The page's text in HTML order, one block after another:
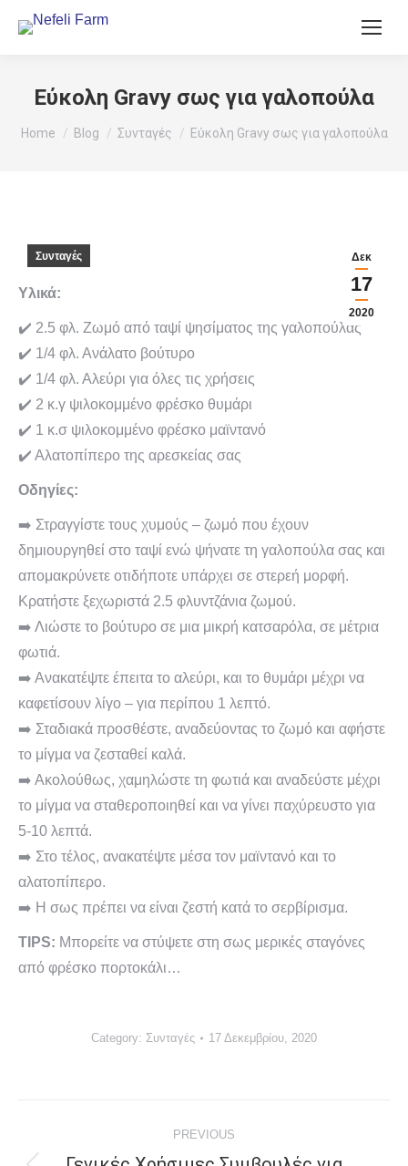
Εύκολη Gravy σως για γαλοπούλα
You are here:
Home Blog Συνταγές Εύκολη Gravy σως για γαλοπούλα
Δεκ
17
2020
Συνταγές
Υλικά:
✔️ 2.5 φλ. Ζωμό από ταψί ψησίματος της γαλοπούλας
✔️ 1/4 φλ. Ανάλατο βούτυρο
✔️ 1/4 φλ. Αλεύρι για όλες τις χρήσεις
✔️ 2 κ.γ ψιλοκομμένο φρέσκο θυμάρι
✔️ 1 κ.σ ψιλοκομμένο φρέσκο μαϊντανό
✔️ Αλατοπίπερο της αρεσκείας σας
Οδηγίες:
➡️ Στραγγίστε τους χυμούς – ζωμό που έχουν
δημιουργηθεί στο ταψί ενώ ψήνατε τη γαλοπούλα σας και
απομακρύνετε οτιδήποτε υπάρχει σε στερεή μορφή.
Κρατήστε ξεχωριστά 2.5 φλυντζάνια ζωμού.
➡️ Λιώστε το βούτυρο σε μια μικρή κατσαρόλα, σε μέτρια
φωτιά.
➡️ Ανακατέψτε έπειτα το αλεύρι, και το θυμάρι μέχρι να
καφετίσουν λίγο – για περίπου 1 λεπτό.
➡️ Σταδιακά προσθέστε, αναδεύοντας το ζωμό και αφήστε
το μίγμα να ζεσταθεί καλά.
➡️ Ακολούθως, χαμηλώστε τη φωτιά και αναδεύστε μέχρι
το μίγμα να σταθεροποιηθεί και να γίνει παχύρευστο για
5-10 λεπτά.
➡️ Στο τέλος, ανακατέψτε μέσα τον μαϊντανό και το
αλατοπίπερο.
➡️ Η σως πρέπει να είναι ζεστή κατά το σερβίρισμα.
TIPS: Μπορείτε να στύψετε στη σως μερικές σταγόνες
από φρέσκο πορτοκάλι…
Category: Συνταγές 17 Δεκεμβρίου, 2020
PREVIOUS